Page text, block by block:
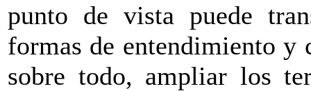
punto de vista puede
formas de entendimiento y
sobre todo, ampliar los